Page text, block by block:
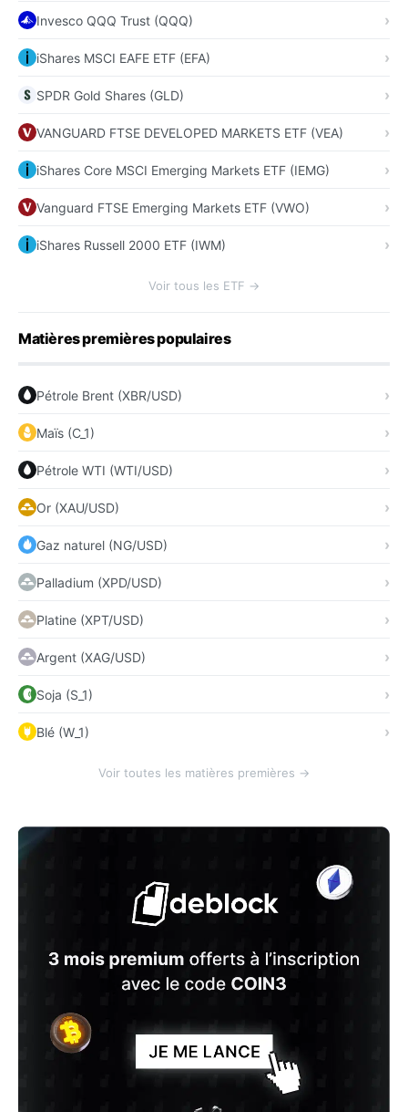
Invesco QQQ Trust (QQQ)
iShares MSCI EAFE ETF (EFA)
SPDR Gold Shares (GLD)
VANGUARD FTSE DEVELOPED MARKETS ETF (VEA)
iShares Core MSCI Emerging Markets ETF (IEMG)
Vanguard FTSE Emerging Markets ETF (VWO)
iShares Russell 2000 ETF (IWM)
Voir tous les ETF →
Matières premières populaires
Pétrole Brent (XBR/USD)
Maïs (C_1)
Pétrole WTI (WTI/USD)
Or (XAU/USD)
Gaz naturel (NG/USD)
Palladium (XPD/USD)
Platine (XPT/USD)
Argent (XAG/USD)
Soja (S_1)
Blé (W_1)
Voir toutes les matières premières →